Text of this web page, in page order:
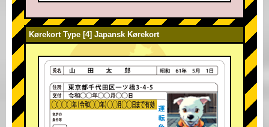
Kørekort Type [4] Japansk Kørekort